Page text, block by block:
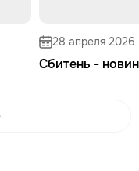
28 апреля 2026
Сбитень -